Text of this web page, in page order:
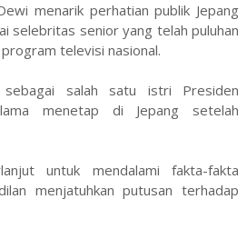
menarik perhatian publik Jepang
selebritas senior yang telah puluhan
televisi nasional.
sebagai salah satu istri Presiden
menetap di Jepang setelah
untuk mendalami fakta-fakta
menjatuhkan putusan terhadap